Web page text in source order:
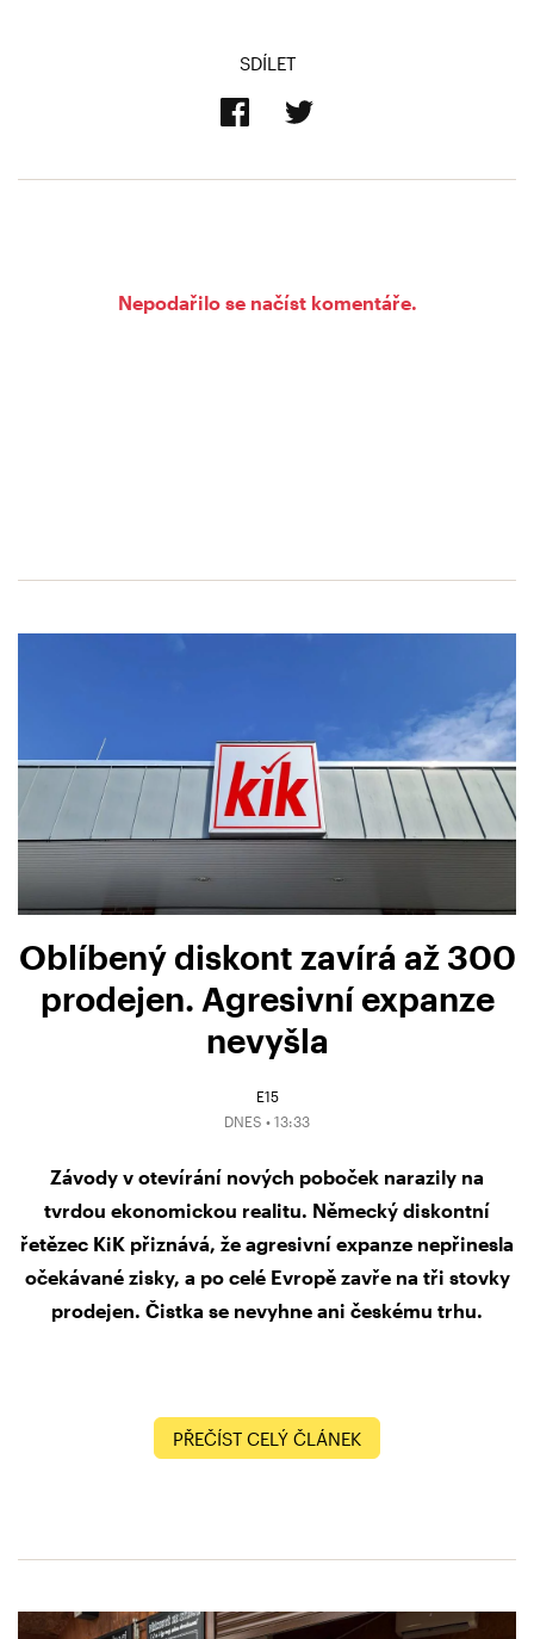
SDÍLET
Nepodařilo se načíst komentáře.
Oblíbený diskont zavírá až 300
prodejen. Agresivní expanze
nevyšla
E15
DNES • 13:33
Závody v otevírání nových poboček narazily na
tvrdou ekonomickou realitu. Německý diskontní
řetězec KiK přiznává, že agresivní expanze nepřinesla
očekávané zisky, a po celé Evropě zavře na tři stovky
prodejen. Čistka se nevyhne ani českému trhu.
PŘEČÍST CELÝ ČLÁNEK